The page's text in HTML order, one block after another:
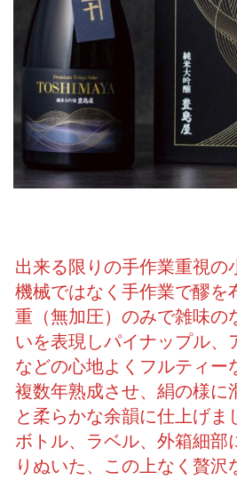
出来る限りの手作業重視の
機械ではなく手作業で醪を
重（無加圧）のみで雑味の
いを表現しパイナップル、
などの心地よくフルティー
複数年熟成させ、絹の様に
と柔らかな余韻に仕上げま
ボトル、ラベル、外箱細部
りぬいた、この上なく贅沢